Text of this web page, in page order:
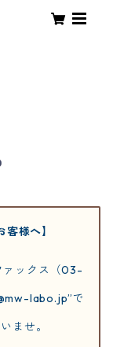
様へ】
ックス（03-
labo.jp”で
ませ。